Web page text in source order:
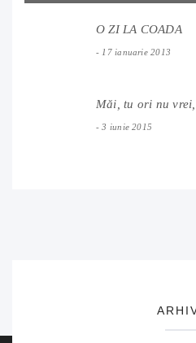
O ZI LA COADA
17 ianuarie 2013
Măi, tu ori nu
3 iunie 2015